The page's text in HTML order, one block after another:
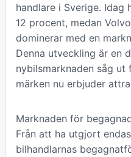
handlare i Sverige. Idag
12 procent, medan
dominerar med en
Denna utveckling är en
nybilsmarknaden såg
märken nu erbjuder
Marknaden för
Från att ha utgjort
bilhandlarnas